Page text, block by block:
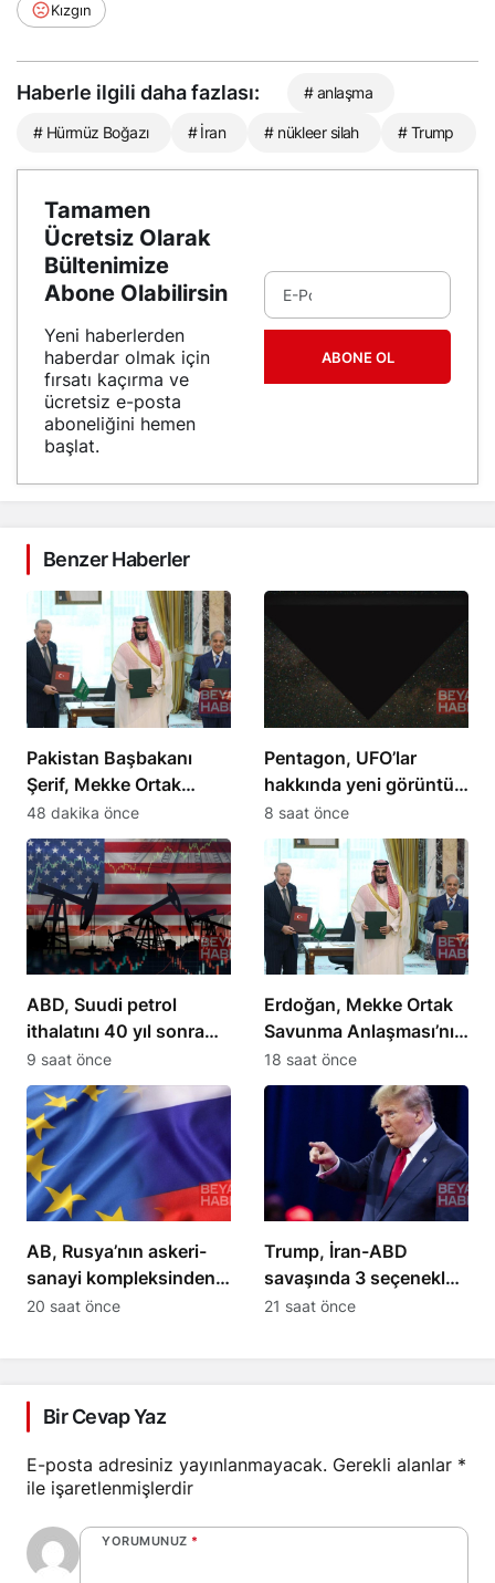
Kızgın
Haberle ilgili daha fazlası: # anlaşma
# Hürmüz Boğazı # İran # nükleer silah # Trump
Tamamen
Ücretsiz Olarak
Bültenimize
Abone Olabilirsin
Yeni haberlerden
haberdar olmak için
fırsatı kaçırma ve
ücretsiz e-posta
aboneliğini hemen
başlat.
ABONE OL
Benzer Haberler
Pakistan Başbakanı
Şerif, Mekke Ortak
Savunma Anlaşması’nı
duyurdu
48 dakika önce
Pentagon, UFO’lar
hakkında yeni görüntü
ve belgeler yayınladı
8 saat önce
ABD, Suudi petrol
ithalatını 40 yıl sonra
sıfırladı
9 saat önce
Erdoğan, Mekke Ortak
Savunma Anlaşması’nı
açıkladı
18 saat önce
AB, Rusya’nın askeri-
sanayi kompleksinden 5
kişiye yaptırım uyguladı
20 saat önce
Trump, İran-ABD
savaşında 3 seçenekle
karşı karşıya
21 saat önce
Bir Cevap Yaz
E-posta adresiniz yayınlanmayacak. Gerekli alanlar *
ile işaretlenmişlerdir
YORUMUNUZ *